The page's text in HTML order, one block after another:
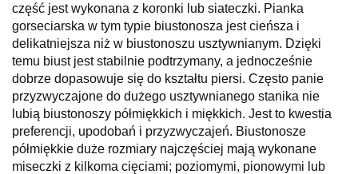
część jest wykonana z koronki lub siateczki. Pianka
gorseciarska w tym typie biustonosza jest cieńsza i
delikatniejsza niż w biustonoszu usztywnianym. Dzięki
temu biust jest stabilnie podtrzymany, a jednocześnie
dobrze dopasowuje się do kształtu piersi. Często panie
przyzwyczajone do dużego usztywnianego stanika nie
lubią biustonoszy półmiękkich i miękkich. Jest to kwestia
preferencji, upodobań i przyzwyczajeń. Biustonosze
półmiękkie duże rozmiary najczęściej mają wykonane
miseczki z kilkoma cięciami; poziomymi, pionowymi lub